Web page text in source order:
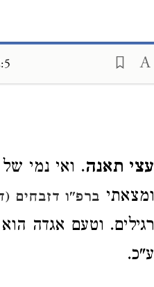
עצי תאנה. ואי נמי
ומצאתי ברפ"ו דזבחים
רגילים. וטעם אגדה
ע"כ.